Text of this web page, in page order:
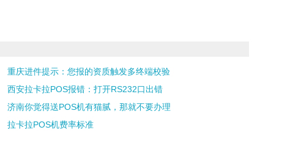
重庆进件提示：您报的资质触发多终端校验
西安拉卡拉POS报错：打开RS232口出错
济南你觉得送POS机有猫腻，那就不要办理
拉卡拉POS机费率标准